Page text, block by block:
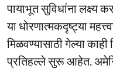
पायाभूत सुविधांना लक्ष्य
या धोरणात्मकदृष्ट्या
मिळवण्यासाठी गेल्या
प्रतिहल्ले सुरू आहेत.